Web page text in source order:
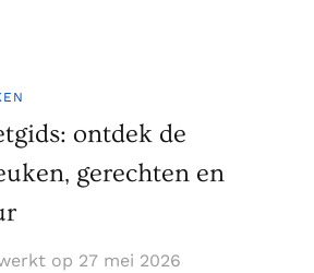
ontdek de
gerechten en
op 27 mei 2026